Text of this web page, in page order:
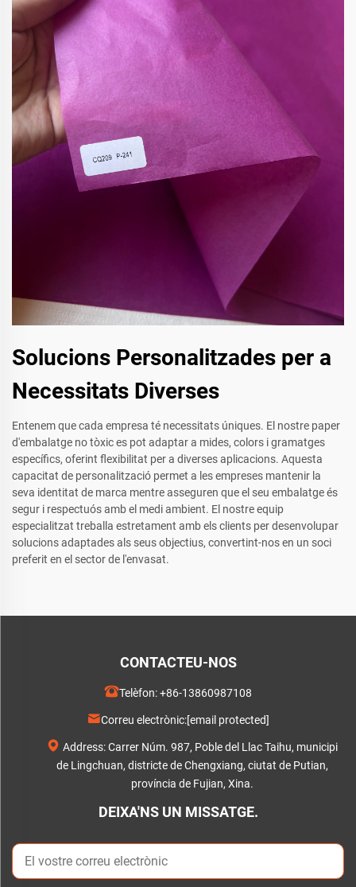
Solucions Personalitzades per a
Necessitats Diverses
Entenem que cada empresa té necessitats úniques. El nostre paper
d'embalatge no tòxic es pot adaptar a mides, colors i gramatges
específics, oferint flexibilitat per a diverses aplicacions. Aquesta
capacitat de personalització permet a les empreses mantenir la
seva identitat de marca mentre asseguren que el seu embalatge és
segur i respectuós amb el medi ambient. El nostre equip
especialitzat treballa estretament amb els clients per desenvolupar
solucions adaptades als seus objectius, convertint-nos en un soci
preferit en el sector de l'envasat.
CONTACTEU-NOS
Telèfon:+86-13860987108
Correu electrònic:[email protected]
Address: Carrer Núm. 987, Poble del Llac Taihu, municipi
de Lingchuan, districte de Chengxiang, ciutat de Putian,
província de Fujian, Xina.
DEIXA'NS UN MISSATGE.